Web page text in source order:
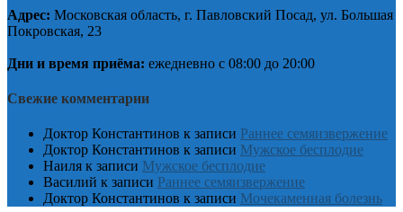
Адрес: Московская область, г. Павловский Посад, ул. Большая
Покровская, 23
Дни и время приёма: ежедневно с 08:00 до 20:00
Свежие комментарии
Доктор Константинов к записи Раннее семяизвержение
Доктор Константинов к записи Мужское бесплодие
Наиля к записи Мужское бесплодие
Василий к записи Раннее семяизвержение
Доктор Константинов к записи Мочекаменная болезнь